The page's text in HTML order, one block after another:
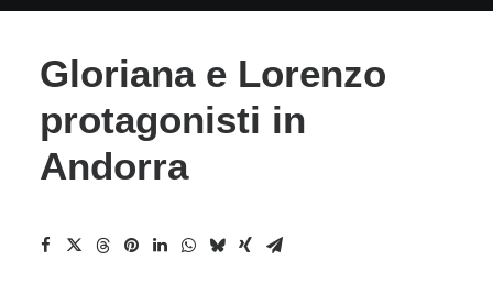
Gloriana e Lorenzo
protagonisti in
Andorra